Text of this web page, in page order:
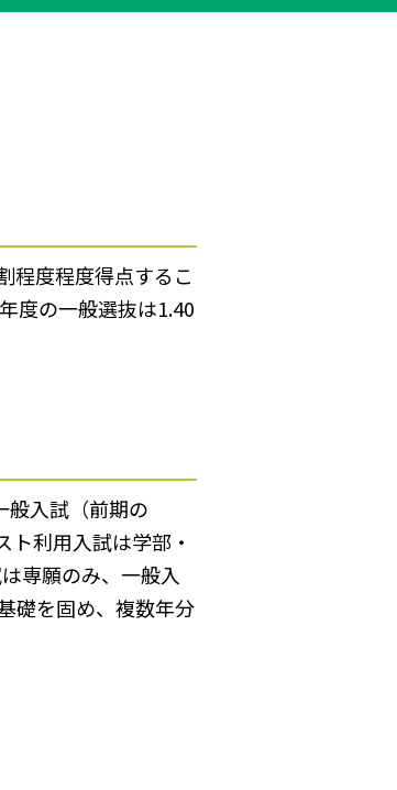
程度程度得点するこ
度の一般選抜は1.40
般入試（前期の
利用入試は学部・
専願のみ、一般入
礎を固め、複数年分